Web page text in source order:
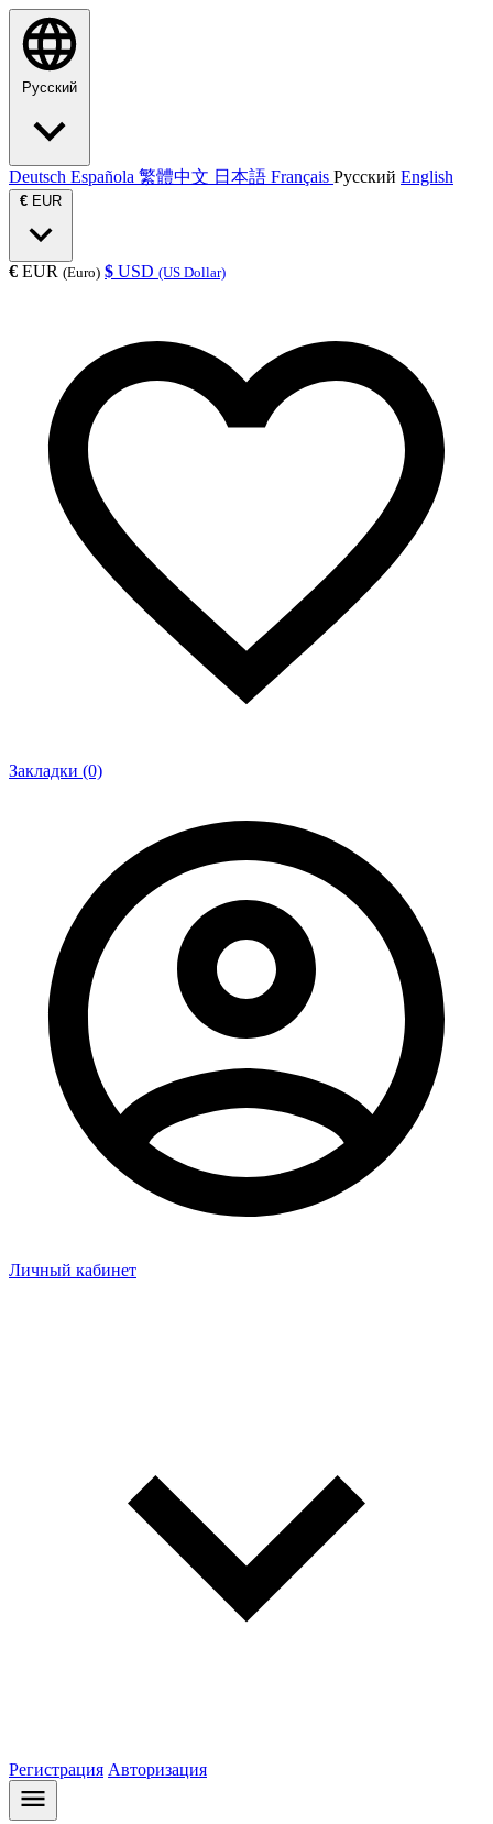
Русский
Deutsch Española 繁體中文 日本語 Français Русский English
€ EUR
€ EUR (Euro) $ USD (US Dollar)
Закладки (0)
Личный кабинет
Регистрация Авторизация